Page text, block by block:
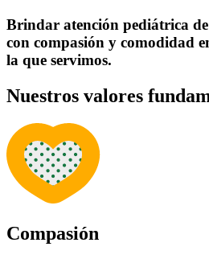
Brindar atención pediátrica
con compasión y comodidad
la que servimos.
Nuestros valores
Compasión